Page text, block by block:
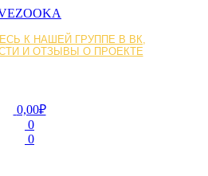
К НАШЕЙ ГРУППЕ В ВК,
И ОТЗЫВЫ О ПРОЕКТЕ
0,00₽
0
0